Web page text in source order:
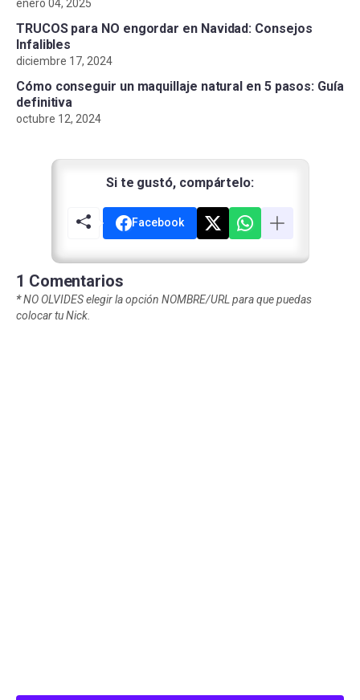
enero 04, 2025
TRUCOS para NO engordar en Navidad: Consejos
Infalibles
diciembre 17, 2024
Cómo conseguir un maquillaje natural en 5 pasos: Guía
definitiva
octubre 12, 2024
Si te gustó, compártelo:
Facebook
1 Comentarios
*NO OLVIDES elegir la opción NOMBRE/URL para que puedas
colocar tu Nick.